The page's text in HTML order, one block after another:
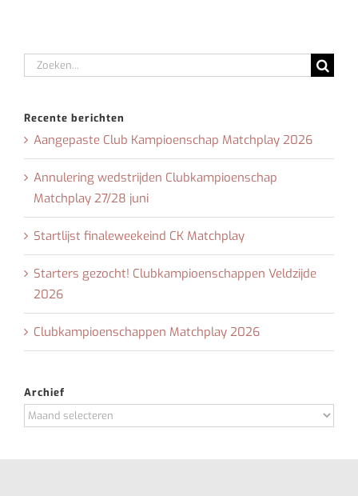
Zoeken
naar:
Recente berichten
Aangepaste Club Kampioenschap Matchplay 2026
Annulering wedstrijden Clubkampioenschap
Matchplay 27/28 juni
Startlijst finaleweekeind CK Matchplay
Starters gezocht! Clubkampioenschappen Veldzijde
2026
Clubkampioenschappen Matchplay 2026
Archief
Archief